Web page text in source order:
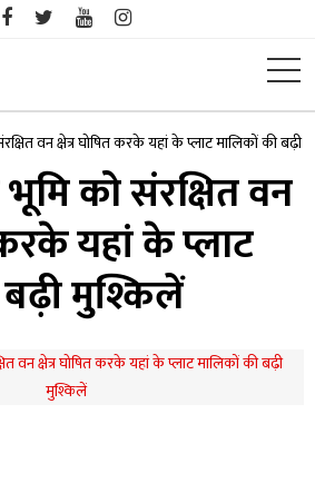
वन क्षेत्र घोषित करके यहां के प्लाट मालिकों की बढ़ी
को संरक्षित वन
यहां के प्लाट
मुश्किलें